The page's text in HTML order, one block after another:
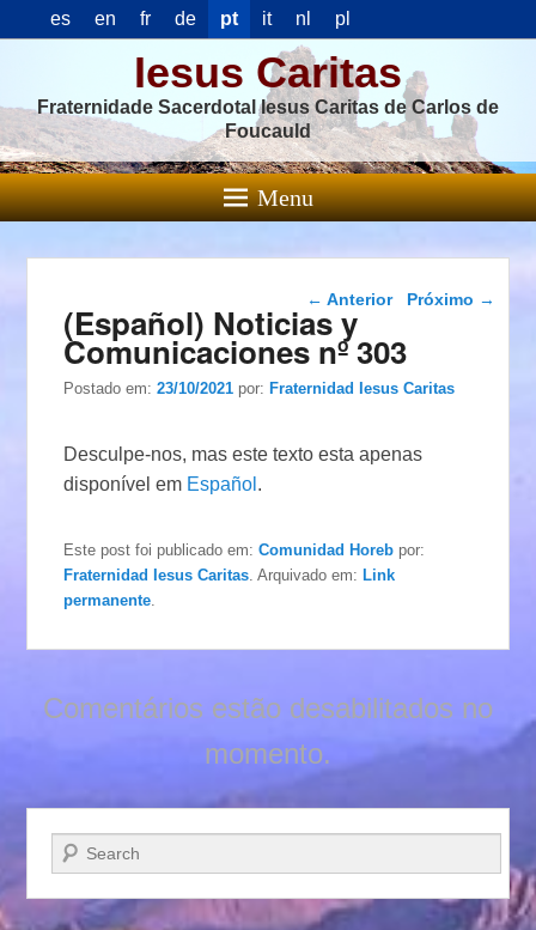
es en fr de pt it nl pl
Iesus Caritas
Fraternidade Sacerdotal Iesus Caritas de Carlos de
Foucauld
Menu
Navegação das
← Anterior Próximo →
(Español) Noticias y
Comunicaciones nº 303
Postado em:23/10/2021 por:Fraternidad Iesus Caritas
Desculpe-nos, mas este texto esta apenas
disponível em Español .
Este post foi publicado em:Comunidad Horeb por:
Fraternidad Iesus Caritas . Arquivado em:Link
permanente
Comentários estão desabilitados no
momento.
Pesquisar…